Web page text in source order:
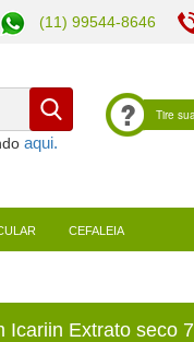
(11) 99544-8646
Tire
CEFALEIA
Icariin Extrato seco